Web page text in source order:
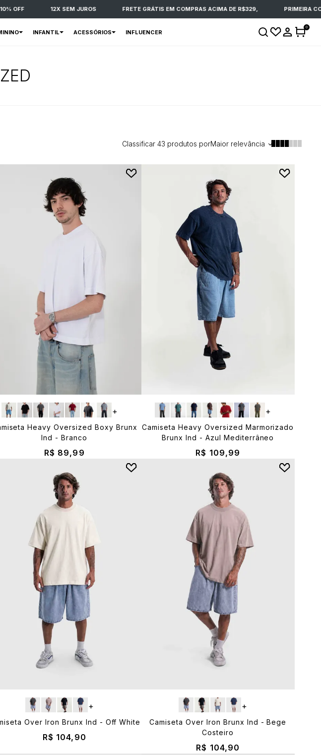
12X SEM JUROS FRETE GRÁTIS EM COMPRAS ACIMA DE R$329, PRIMEIRA
INFANTIL ACESSÓRIOS INFLUENCER
0
Classificar 43 produtos porMaior relevância
Heavy Oversized Boxy Brunx
Ind - Branco
R$ 89,99
+
Camiseta Heavy Oversized Marmorizado
Brunx Ind - Azul Mediterrâneo
R$ 109,99
+
Over Iron Brunx Ind - Off White
R$ 104,90
+
Camiseta Over Iron Brunx Ind - Bege
Costeiro
R$ 104,90
+